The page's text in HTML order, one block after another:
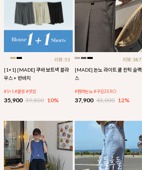
리뷰:53
[1+1] [MADE] 쿠바 보트넥 블라
우스 + 반바지
#1+1 #쿨링 #셋업
35,900 39,800 10%
리뷰:387
[MADE] 논노 라이트 쿨 핀턱 슬랙
스
#썸머논노 #구김ZERO
37,900 43,000 12%